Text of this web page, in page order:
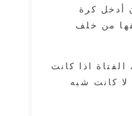
كرة
خلف
اذا كانت
شبه